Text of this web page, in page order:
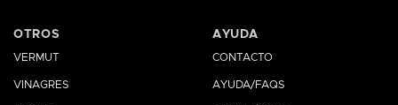
OTROS
VERMUT
VINAGRES
AYUDA
CONTACTO
AYUDA/FAQS